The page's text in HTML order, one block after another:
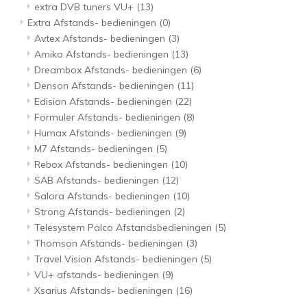
extra DVB tuners VU+ (13)
Extra Afstands- bedieningen (0)
Avtex Afstands- bedieningen (3)
Amiko Afstands- bedieningen (13)
Dreambox Afstands- bedieningen (6)
Denson Afstands- bedieningen (11)
Edision Afstands- bedieningen (22)
Formuler Afstands- bedieningen (8)
Humax Afstands- bedieningen (9)
M7 Afstands- bedieningen (5)
Rebox Afstands- bedieningen (10)
SAB Afstands- bedieningen (12)
Salora Afstands- bedieningen (10)
Strong Afstands- bedieningen (2)
Telesystem Palco Afstandsbedieningen (5)
Thomson Afstands- bedieningen (3)
Travel Vision Afstands- bedieningen (5)
VU+ afstands- bedieningen (9)
Xsarius Afstands- bedieningen (16)